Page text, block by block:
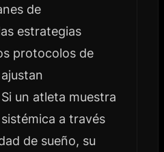
de
estrategias
protocolos de
un atleta muestra
a través
de sueño, su